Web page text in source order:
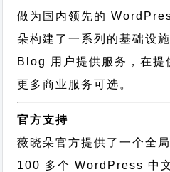
做为国内领先的
朵构建了一系列的基础设
Blog 用户提供服务，在提
更多商业服务可选。
官方支持
薇晓朵官方提供了一个全
100 多个 WordPress 中